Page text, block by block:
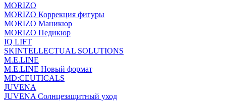
MORIZO
MORIZO Коррекция фигуры
MORIZO Маникюр
MORIZO Педикюр
IQ LIFT
SKINTELLECTUAL SOLUTIONS
M.E.LINE
M.E.LINE Новый формат
MD:CEUTICALS
JUVENA
JUVENA Солнцезащитный уход